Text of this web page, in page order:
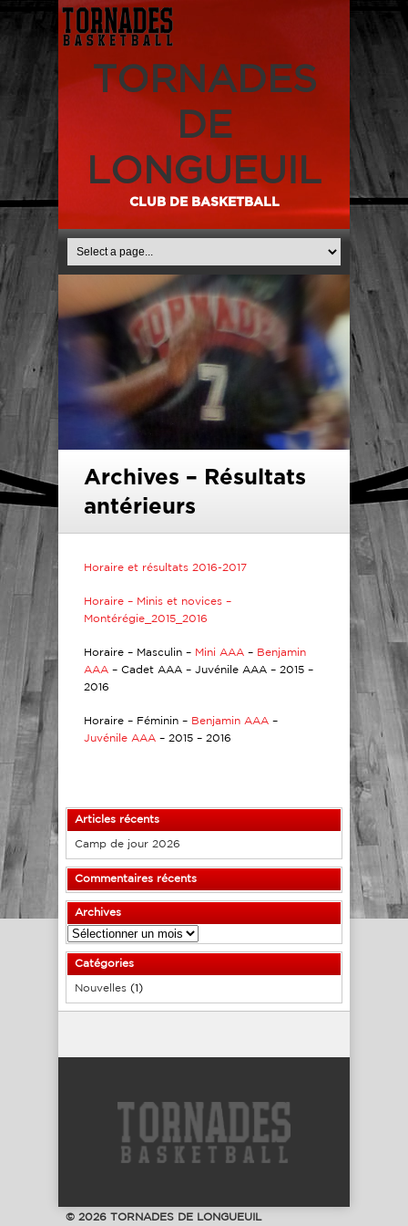
TORNADES
DE
LONGUEUIL
CLUB DE BASKETBALL
Archives – Résultats
antérieurs
Horaire et résultats 2016-2017
Horaire – Minis et novices –
Montérégie_2015_2016
Horaire – Masculin – Mini AAA – Benjamin
AAA – Cadet AAA – Juvénile AAA – 2015 –
2016
Horaire – Féminin – Benjamin AAA –
Juvénile AAA – 2015 – 2016
Articles récents
Camp de jour 2026
Commentaires récents
Archives
Archives
Catégories
Nouvelles (1)
© 2026 TORNADES DE LONGUEUIL